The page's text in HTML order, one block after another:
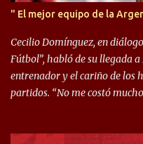
" El mejor equipo de la
Cecilio Domínguez, en
Fútbol”, habló de su llegada
entrenador y el cariño de los
partidos. “No me costó